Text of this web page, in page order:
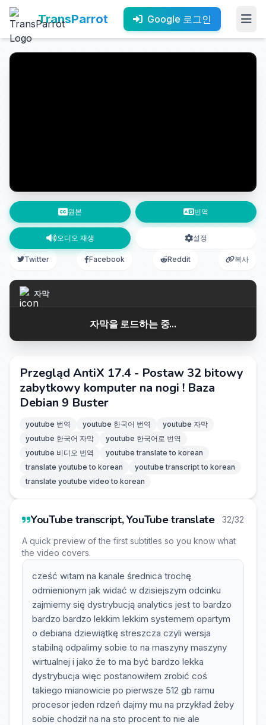
TransParrot Google 로그인
원본 번역
오디오 재생 설정
Twitter Facebook Reddit 복사
자막
자막을 로드하는 중...
Przegląd AntiX 17.4 - Postaw 32 bitowy
zabytkowy komputer na nogi ! Baza
Debian 9 Buster
youtube 번역 youtube 한국어 번역
youtube 자막
youtube 한국어 자막
youtube 한국어로 번역
youtube 비디오 번역
youtube translate to korean
translate youtube to korean
youtube transcript to korean
translate youtube video to korean
YouTube transcript, YouTube translate 32/32
A quick preview of the first subtitles so you know what
the video covers.
cześć witam na kanale średnica trochę
odmienionym jak widać w dzisiejszym odcinku
zajmiemy się dystrybucją analytics jest to bardzo
bardzo bardzo lekkim lekkim systemem opartym
o debiana dziewiątkę streszcza czyli wersja
stabilną odpalimy sobie to na maszyny maszyny
wirtualnej i jako że to ma być bardzo lekka
dystrybucja więc postanowiłem zrobić coś
takiego mianowicie po pierwsze 512 gb ramu
procesor jeden rdzeń dajmy mu na przykład żeby
sobie chodził na na sto procent to nie ale